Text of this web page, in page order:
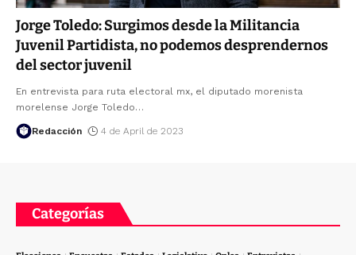
Jorge Toledo: Surgimos desde la Militancia
Juvenil Partidista, no podemos desprendernos
del sector juvenil
En entrevista para ruta electoral mx, el diputado morenista
morelense Jorge Toledo…
Redacción 4 de April de 2023
Categorías